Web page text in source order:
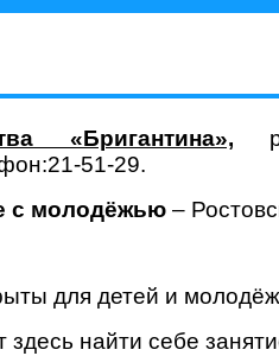
«Бригантина»,
51-29.
с молодёжью –
для детей и
найти себе